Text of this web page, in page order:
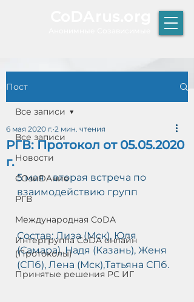
О
Т
К
ЫТИЕ
Пост
Все записи
Новости
COзиDAние
РГВ
Международная CoDA
Интергруппа CoDA онлайн
(Протоколы)
Принятые решения РС ИГ
Все записи
РГВ: Протокол от 05.05.2020
г.
6 мая 2020 г. 2 мин. чтения
5 мая - вторая встреча по
взаимодействию групп
Состав: Лиза (Мск), Юля
(Самара), Надя (Казань), Женя
(СПб), Лена (Мск),Татьяна СПб.